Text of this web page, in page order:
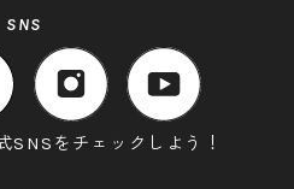
SNS
SNSをチェックしよう！